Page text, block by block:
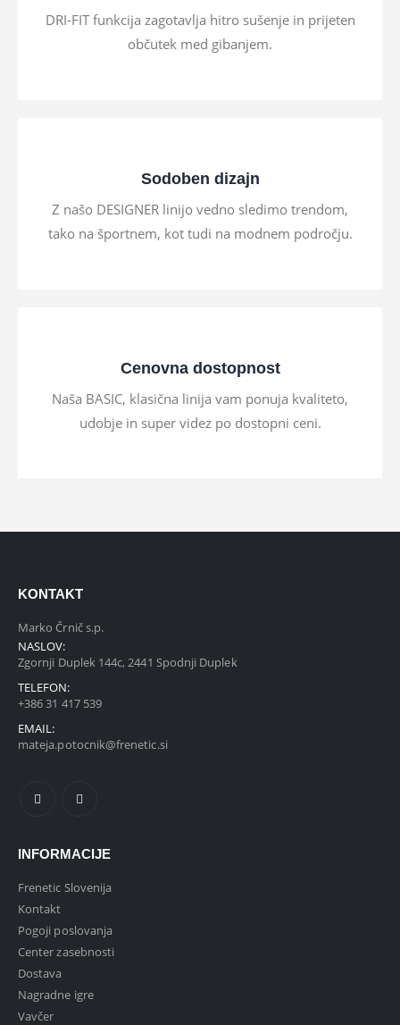
DRI-FIT funkcija zagotavlja hitro sušenje in prijeten
občutek med gibanjem.
Sodoben dizajn
Z našo DESIGNER linijo vedno sledimo trendom,
tako na športnem, kot tudi na modnem področju.
Cenovna dostopnost
Naša BASIC, klasična linija vam ponuja kvaliteto,
udobje in super videz po dostopni ceni.
KONTAKT
Marko Črnič s.p.
NASLOV:
Zgornji Duplek 144c, 2441 Spodnji Duplek
TELEFON:
+386 31 417 539
EMAIL:
mateja.potocnik@frenetic.si
INFORMACIJE
Frenetic Slovenija
Kontakt
Pogoji poslovanja
Center zasebnosti
Dostava
Nagradne igre
Vavčer